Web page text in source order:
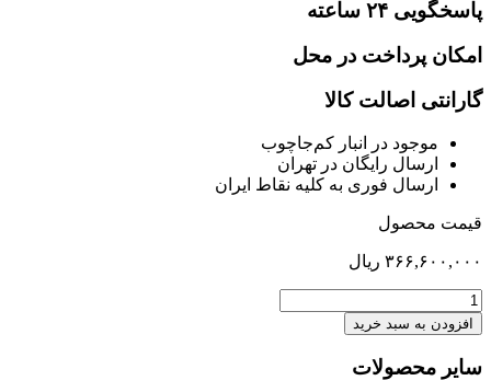
پاسخگویی ۲۴ ساعته
امکان پرداخت در محل
گارانتی اصالت کالا
موجود در انبار کم‌‌جاچوب
ارسال رایگان در تهران
ارسال فوری به کلیه نقاط ایران
قیمت محصول
۳۶۶,۶۰۰,۰۰۰ ریال
تخت
دو
نفره
140
تاشو
افزودن به سبد خرید
سایر محصولات